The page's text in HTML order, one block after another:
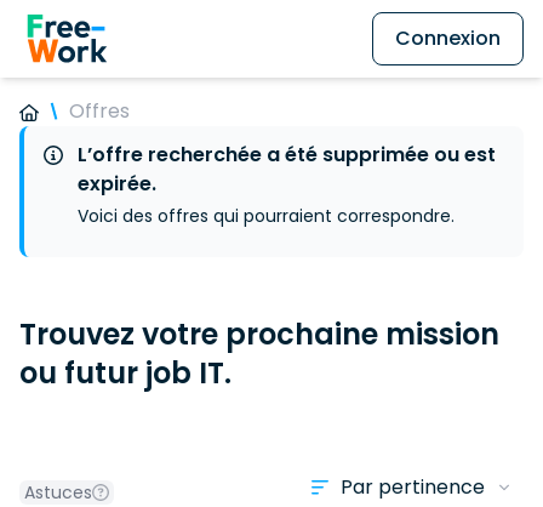
Connexion
Offres
L’offre recherchée a été supprimée ou est
expirée.
Voici des offres qui pourraient correspondre.
Trouvez votre prochaine mission
ou futur job IT.
Astuces